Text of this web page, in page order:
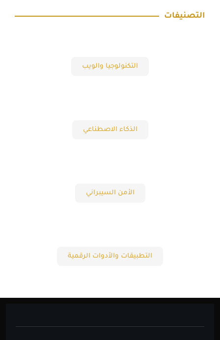
التصنيفات
التكنولوجيا والويب
الذكاء الاصطناعي
الأمن السيبراني
التطبيقات والأدوات الرقمية